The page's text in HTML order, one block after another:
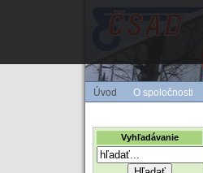
Úvod O spoločnosti
Vyhľadávanie